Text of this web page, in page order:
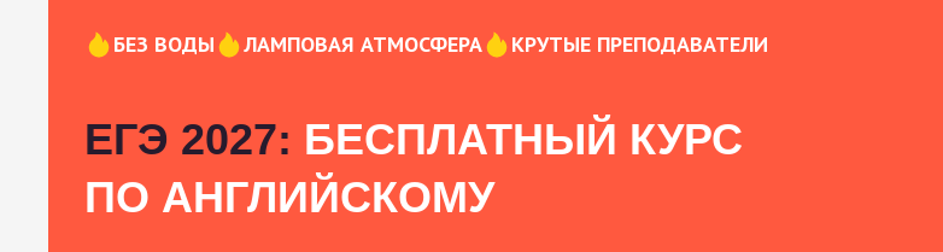
БЕЗ ВОДЫ ЛАМПОВАЯ АТМОСФЕРА КРУТЫЕ ПРЕПОДАВАТЕЛИ
ЕГЭ 2027: БЕСПЛАТНЫЙ КУРС
ПО АНГЛИЙСКОМУ